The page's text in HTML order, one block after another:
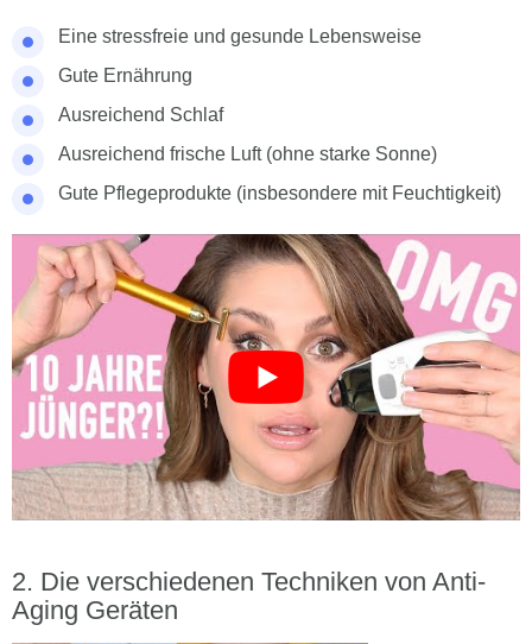
Eine stressfreie und gesunde Lebensweise
Gute Ernährung
Ausreichend Schlaf
Ausreichend frische Luft (ohne starke Sonne)
Gute Pflegeprodukte (insbesondere mit Feuchtigkeit)
Die verschiedenen Techniken von Anti-
Aging Geräten